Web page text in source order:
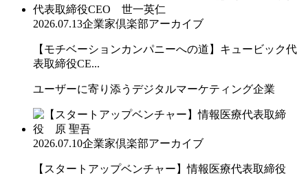
2026.07.13企業家倶楽部アーカイブ
【モチベーションカンパニーへの道】キュービック代
表取締役CE...
ユーザーに寄り添うデジタルマーケティング企業
2026.07.10企業家倶楽部アーカイブ
【スタートアップベンチャー】情報医療代表取締役